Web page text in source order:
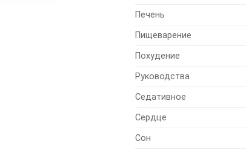
Печень
Пищеварение
Похудение
Руководства
Седативное
Сердце
Сон